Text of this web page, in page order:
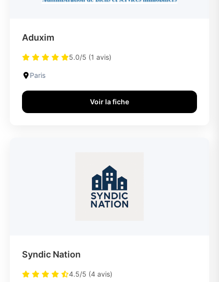
Aduxim
5.0/5 (1 avis)
Paris
Voir la fiche
Syndic Nation
4.5/5 (4 avis)